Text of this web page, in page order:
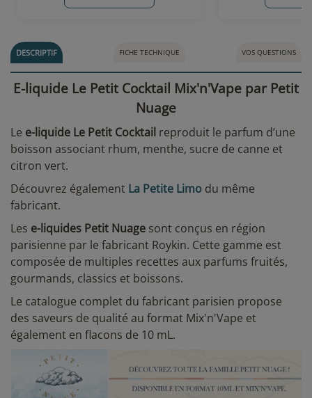
DESCRIPTIF FICHE TECHNIQUE VOS QUESTIONS
E-liquide Le Petit Cocktail Mix'n'Vape par Petit
Nuage
Le e-liquide Le Petit Cocktail reproduit le parfum d’une
boisson associant rhum, menthe, sucre de canne et
citron vert.
Découvrez également La Petite Limo du même
fabricant.
Les e-liquides Petit Nuage sont conçus en région
parisienne par le fabricant Roykin. Cette gamme est
composée de multiples recettes aux parfums fruités,
gourmands, classics et boissons.
Le catalogue complet du fabricant parisien propose
des saveurs de qualité au format Mix'n'Vape et
également en flacons de 10 mL.